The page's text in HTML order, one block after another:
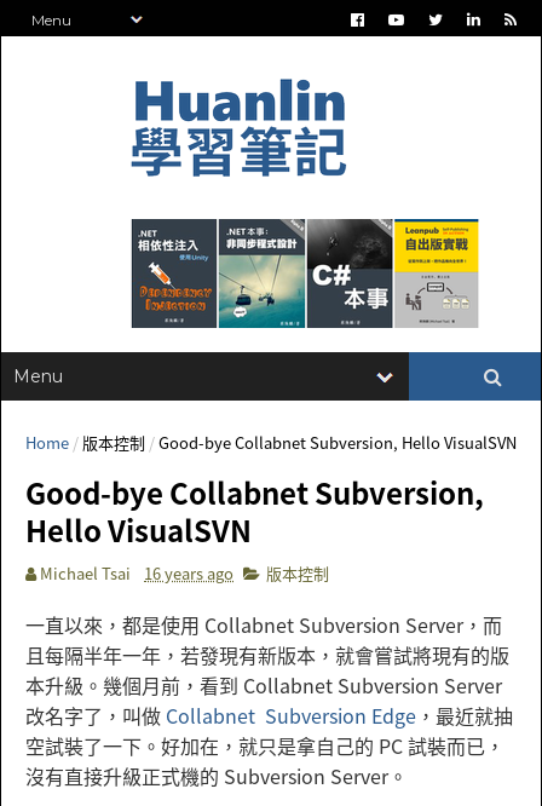
Home / 版本控制 /Good-bye Collabnet Subversion, Hello VisualSVN
Good-bye Collabnet Subversion,
Hello VisualSVN
Michael Tsai 16 years ago 版本控制
一直以來，都是使用 Collabnet Subversion Server，而
且每隔半年一年，若發現有新版本，就會嘗試將現有的版
本升級。幾個月前，看到 Collabnet Subversion Server
改名字了，叫做 Collabnet Subversion Edge ，最近就抽
空試裝了一下。好加在，就只是拿自己的 PC 試裝而已，
沒有直接升級正式機的 Subversion Server。